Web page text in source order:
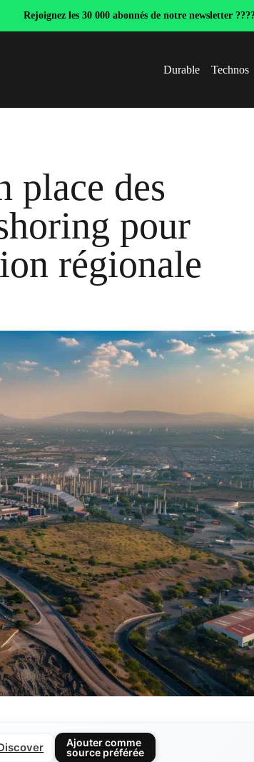
Rejoignez les 30 000 abonnés de notre newsletter
Durable Technos
place des
pour
régionale
Ajouter comme
source préférée